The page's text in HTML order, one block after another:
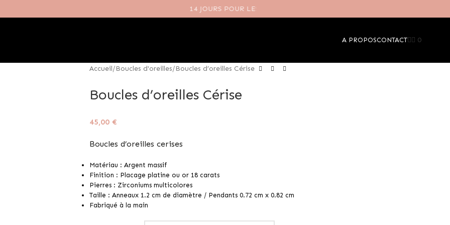
A PROPOSCONTACT 0
Accueil Boucles d'oreilles Boucles d’oreilles Cérise
Boucles d’oreilles Cérise
45,00 €
Boucles d’oreilles cerises
Matériau : Argent massif
Finition : Placage platine ou or 18 carats
Pierres : Zirconiums multicolores
Taille : Anneaux 1.2 cm de diamètre / Pendants 0.72 cm x 0.82 cm
Fabriqué à la main